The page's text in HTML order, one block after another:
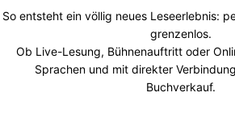
So entsteht ein völlig neues Leseerlebnis:
grenzenlos.
Ob Live-Lesung, Bühnenauftritt oder
Sprachen und mit direkter
Buchverkauf.